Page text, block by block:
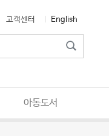
고객센터 English
아동도서